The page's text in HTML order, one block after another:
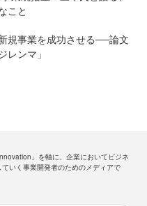
こと
規事業を成功させる──論文
レンマ」
」を軸に、企業においてビジネ
いく事業開発者のためのメディアで